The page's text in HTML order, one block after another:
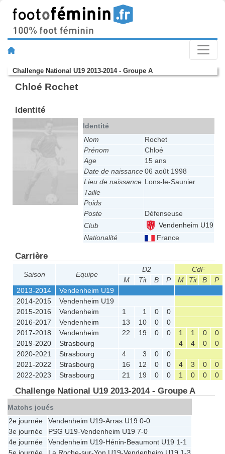
Challenge National U19 2013-2014 - Groupe A
Chloé Rochet
Identité
Identité
Nom
Rochet
Prénom
Chloé
Age
15 ans
Date de naissance 06 août 1998
Lieu de naissance Lons-le-Saunier
Taille
Poids
Poste
Défenseuse
Club
Vendenheim U19
Nationalité
France
Carrière
Saison Equipe
D2
CdF
M
Tit B P M Tit B
P
2013-2014
Vendenheim U19
2014-2015
Vendenheim U19
2015-2016
Vendenheim 1 1 0
0
2016-2017
Vendenheim 13 10 0
0
2017-2018
Vendenheim 22 19 0 0 1 1 0
0
2019-2020
Strasbourg 4 4 0
0
2020-2021
Strasbourg 4 3 0
0
2021-2022
Strasbourg 16 12 0 0 4 3 0
0
2022-2023
Strasbourg 21 19 0 0 1 0 0 0
Challenge National U19 2013-2014 - Groupe A
Matchs joués
2e journée
Vendenheim U19-Arras U19 0-0
3e journée
PSG U19-Vendenheim U19 7-0
4e journée
Vendenheim U19-Hénin-Beaumont U19 1-1